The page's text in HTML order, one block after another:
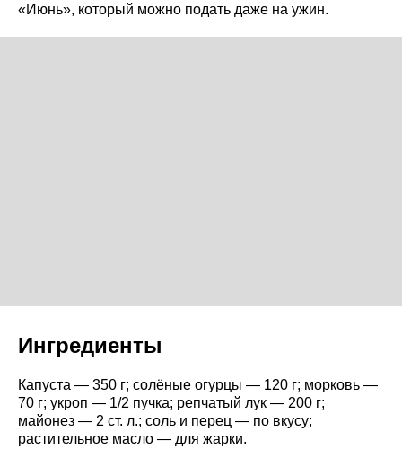
«Июнь», который можно подать даже на ужин.
Ингредиенты
Капуста — 350 г; солёные огурцы — 120 г; морковь —
70 г; укроп — 1/2 пучка; репчатый лук — 200 г;
майонез — 2 ст. л.; соль и перец — по вкусу;
растительное масло — для жарки.